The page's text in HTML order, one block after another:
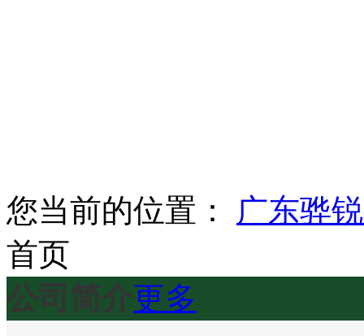
您当前的位置：
广东骅
首页
公司简介更多